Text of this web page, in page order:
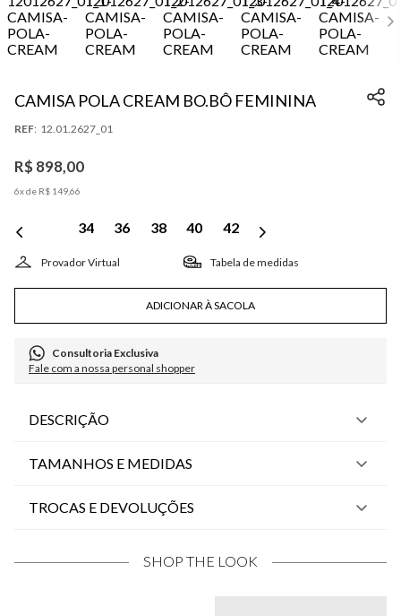
CAMISA POLA CREAM BO.BÔ FEMININA
: 12.01.2627_01
R$898,00
6x de R$ 14966
34 36 38 40 42
Tabela de medidas
ADICIONAR À SACOLA
Consultoria Exclusiva
Fale com a nossa personal shopper
DESCRIÇÃO
TAMANHOS E MEDIDAS
TROCAS E DEVOLUÇÕES
SHOP THE LOOK